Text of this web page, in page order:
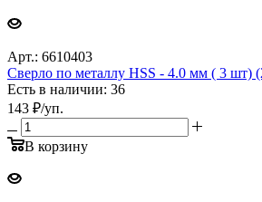
Арт.: 6610403
Сверло по металлу HSS - 4.0 мм ( 3 шт)
Есть в наличии: 36
143 ₽/уп.
В корзину